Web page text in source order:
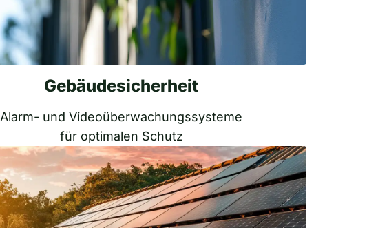
Gebäudesicherheit
Alarm- und Videoüberwachungssysteme
für optimalen Schutz